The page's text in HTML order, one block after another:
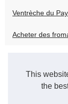
This
the
Ventrèche du
Acheter des